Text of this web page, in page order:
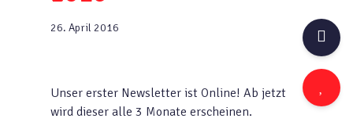
26. April 2016
Unser erster Newsletter ist Online! Ab jetzt
wird dieser alle 3 Monate erscheinen.